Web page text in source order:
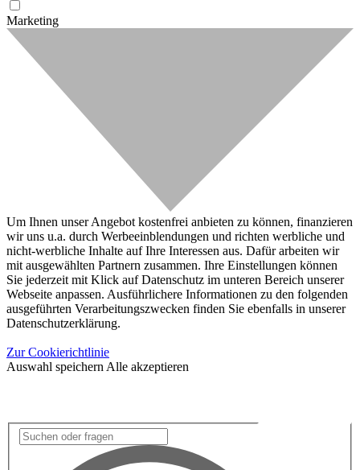
Marketing
Um Ihnen unser Angebot kostenfrei anbieten zu können, finanzieren
wir uns u.a. durch Werbeeinblendungen und richten werbliche und
nicht-werbliche Inhalte auf Ihre Interessen aus. Dafür arbeiten wir
mit ausgewählten Partnern zusammen. Ihre Einstellungen können
Sie jederzeit mit Klick auf Datenschutz im unteren Bereich unserer
Webseite anpassen. Ausführlichere Informationen zu den folgenden
ausgeführten Verarbeitungszwecken finden Sie ebenfalls in unserer
Datenschutzerklärung.
Zur Cookierichtlinie
Auswahl speichern Alle akzeptieren